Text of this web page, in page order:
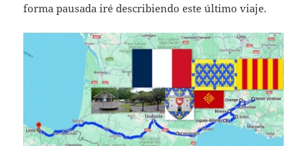
forma pausada iré describiendo este último viaje.